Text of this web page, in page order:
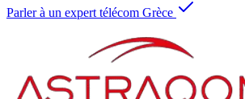
Parler à un expert télécom Grèce